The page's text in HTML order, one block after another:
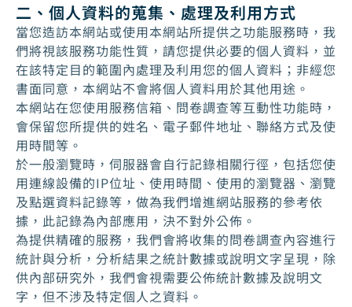
二、個人資料的蒐集、處理及利用方式
當您造訪本網站或使用本網站所提供之功能服務時，我
們將視該服務功能性質，請您提供必要的個人資料，並
在該特定目的範圍內處理及利用您的個人資料；非經您
書面同意，本網站不會將個人資料用於其他用途。
本網站在您使用服務信箱、問卷調查等互動性功能時，
會保留您所提供的姓名、電子郵件地址、聯絡方式及使
用時間等。
於一般瀏覽時，伺服器會自行記錄相關行徑，包括您使
用連線設備的IP位址、使用時間、使用的瀏覽器、瀏覽
及點選資料記錄等，做為我們增進網站服務的參考依
據，此記錄為內部應用，決不對外公佈。
為提供精確的服務，我們會將收集的問卷調查內容進行
統計與分析，分析結果之統計數據或說明文字呈現，除
供內部研究外，我們會視需要公佈統計數據及說明文
字，但不涉及特定個人之資料。